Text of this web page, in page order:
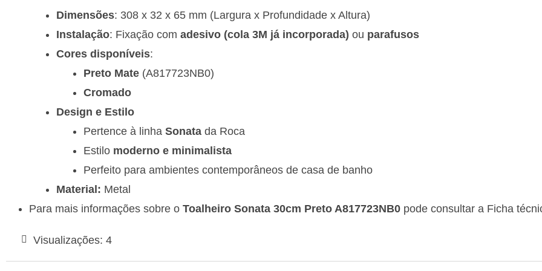
Dimensões: 308 x 32 x 65 mm (Largura x Profundidade x Altura)
Instalação: Fixação com adesivo (cola 3M já incorporada) ou parafusos
Cores disponíveis:
Preto Mate (A817723NB0)
Cromado
Design e Estilo
Pertence à linha Sonata da Roca
Estilo moderno e minimalista
Perfeito para ambientes contemporâneos de casa de banho
Material: Metal
Para mais informações sobre o Toalheiro Sonata 30cm Preto A817723NB0 pode consultar a Ficha
Visualizações: 4